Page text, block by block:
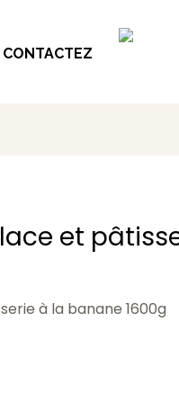
CONTACTEZ
et
à la banane 1600g